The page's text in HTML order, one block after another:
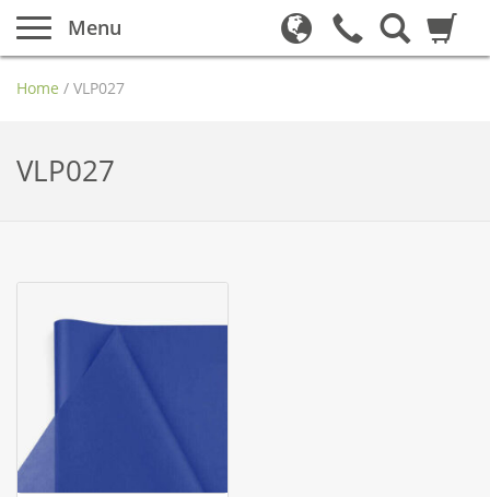
Menu
Home / VLP027
VLP027